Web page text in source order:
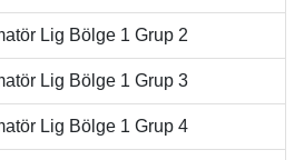
Lig Bölge 1 Grup 2
Lig Bölge 1 Grup 3
Lig Bölge 1 Grup 4